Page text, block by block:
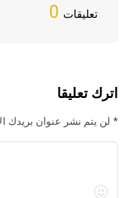
0 تعليقات
اترك تعليقا
لن يتم نشر عنوان بريدك الإلكتروني. الحقول المطلوبة محددة *